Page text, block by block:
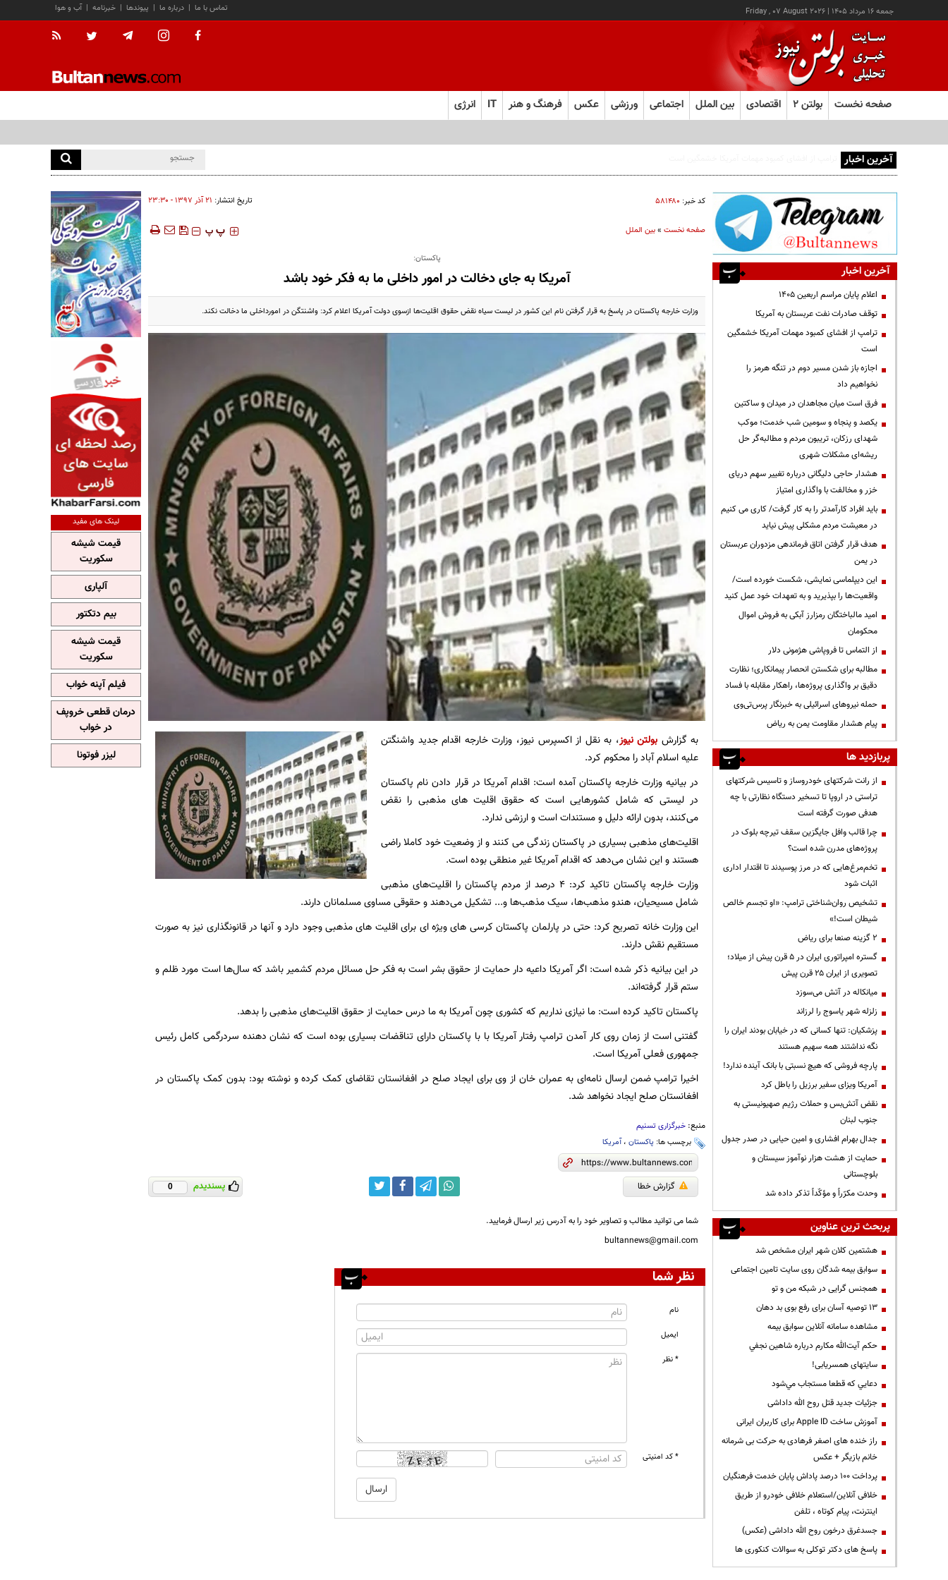
جمعه ۱۶ مرداد ۱۴۰۵ |
Friday , 07 August 2026 آب و هوا | خبرنامه | پیوندها | درباره ما | تماس با ما
صفحه نخست بولتن ۲ اقتصادی بین الملل اجتماعی ورزشی عکس فرهنگ و هنر IT انرژی
آخرین اخبار
کد خبر: ۵۸۱۴۸۰ تاریخ انتشار: ۲۱ آذر ۱۳۹۷ - ۲۳:۳۰
صفحه نخست»بین الملل ‍‍‍ پ پ
پاکستان:
آمریکا به جای دخالت در امور داخلی ما به فکر خود باشد
وزارت خارجه پاکستان در پاسخ به قرار گرفتن نام این کشور در لیست سیاه نقض حقوق اقلیت‌ها ازسوی دولت آمریکا اعلام کرد: واشنتگن در امورداخلی ما دخالت نکند.
به گزارش بولتن نیوز، به نقل از اکسپرس نیوز، وزارت خارجه اقدام جدید واشنگتن
علیه اسلام آباد را محکوم کرد.
در بیانیه وزارت خارجه پاکستان آمده است: اقدام آمریکا در قرار دادن نام پاکستان
در لیستی که شامل کشورهایی است که حقوق اقلیت های مذهبی را نقض
می‌کنند، بدون ارائه دلیل و مستندات است و ارزشی ندارد.
اقلیت‌های مذهبی بسیاری در پاکستان زندگی می کنند و از وضعیت خود کاملا راضی
هستند و این نشان می‌دهد که اقدام آمریکا غیر منطقی بوده است.
وزارت خارجه پاکستان تاکید کرد: 4 درصد از مردم پاکستان را اقلیت‌های مذهبی
شامل مسیحیان، هندو مذهب‌ها، سیک مذهب‌ها و... تشکیل می‌دهند و حقوقی مساوی مسلمانان دارند.
این وزارت خانه تصریح کرد: حتی در پارلمان پاکستان کرسی های ویژه ای برای اقلیت های مذهبی وجود دارد و آنها در قانونگذاری نیز به صورت
مستقیم نقش دارند.
در این بیانیه ذکر شده است: اگر آمریکا داعیه دار حمایت از حقوق بشر است به فکر حل مسائل مردم کشمیر باشد که سال‌ها است مورد ظلم و
ستم قرار گرفته‌اند.
پاکستان تاکید کرده است: ما نیازی نداریم که کشوری چون آمریکا به ما درس حمایت از حقوق اقلیت‌های مذهبی را بدهد.
گفتنی است از زمان روی کار آمدن ترامپ رفتار آمریکا با با پاکستان دارای تناقضات بسیاری بوده است که نشان دهنده سردرگمی کامل رئیس
جمهوری فعلی آمریکا است.
اخیرا ترامپ ضمن ارسال نامه‌ای به عمران خان از وی برای ایجاد صلح در افغانستان تقاضای کمک کرده و نوشته بود: بدون کمک پاکستان در
افغانستان صلح ایجاد نخواهد شد.
منبع: خبرگزاری تسنیم
برچسب ها: پاکستان،آمریکا
گزارش خطا پسندیدم 0
شما می توانید مطالب و تصاویر خود را به آدرس زیر ارسال فرمایید.
bultannews@gmail.com
نظر شما
نام
ایمیل
* نظر
* کد امنیتی
آخرین اخبار
اعلام پایان مراسم اربعین ۱۴۰۵
توقف صادرات نفت عربستان به آمریکا
ترامپ از افشای کمبود مهمات آمریکا خشمگین
است
اجازه باز شدن مسیر دوم در تنگه هرمز را
نخواهیم داد
فرق است میان مجاهدان در میدان و ساکتین
یکصد و پنجاه و سومین شب خدمت؛ موکب
شهدای رزکان، تریبون مردم و مطالبه‌گر حل
ریشه‌ای مشکلات شهری
هشدار حاجی دلیگانی درباره تغییر سهم دریای
خزر و مخالفت با واگذاری امتیاز
باید افراد کارآمدتر را به کار گرفت/ کاری می کنیم
در معیشت مردم مشکلی پیش نیاید
هدف قرار گرفتن اتاق‌ فرماندهی مزدوران عربستان
در یمن
این دیپلماسی نمایشی، شکست خورده است/
واقعیت‌ها را بپذیرید و به تعهدات خود عمل کنید
امید مالباختگان رمزارز آبکی به فروش اموال
محکومان
از التماس تا فروپاشی هژمونی دلار
مطالبه برای شکستن انحصار پیمانکاری؛ نظارت
دقیق بر واگذاری پروژه‌ها، راهکار مقابله با فساد
حمله نیروهای اسرائیلی به خبرنگار پرس‌تی‌وی
پیام هشدار مقاومت یمن به ریاض
پربازدید ها
از رانت‌ شرکتهای خودروساز و تاسیس شرکتهای
تراستی در اروپا تا تسخیر دستگاه نظارتی با چه
هدفی صورت گرفته است
چرا قالب وافل جایگزین سقف تیرچه بلوک در
پروژه‌های مدرن شده است؟
تخم‌مرغ‌هایی که در مرز پوسیدند تا اقتدار اداری
اثبات شود
تشخیص روان‌شناختی ترامپ: «او تجسم خالص
شیطان است!»
۲ گزینه صنعا برای ریاض
گستره امپراتوری ایران در ۵ قرن پیش از میلاد؛
تصویری از ایران ۲۵ قرن پیش
میانکاله در آتش می‌سوزد
زلزله شهر یاسوج را لرزاند
پزشکیان: تنها کسانی که در خیابان بودند ایران را
نگه نداشتند همه سهیم هستند
پارچه فروشی که هیچ نسبتی با بانک آینده ندارد!
آمریکا ویزای سفیر برزیل را باطل کرد
نقض آتش‌بس و حملات رژیم صهیونیستی به
جنوب لبنان
جدال بهرام افشاری و امین حیایی در صدر جدول
حمایت از هشت هزار نوآموز سیستان و
بلوچستانی
وحدت مکرّراً و مؤکّداً تذکر داده شد
پربحث ترین عناوین
هشتمین کلان شهر ایران مشخص شد
سوابق بیمه شدگان روی سایت تامین اجتماعی
همجنس گرایی در شبکه من و تو
13 توصیه آسان برای رفع بوی بد دهان
مشاهده سامانه آنلاين سوابق بیمه
حكم آيت‌الله مكارم درباره شاهين نجفي
سایتهای همسریابی!
دعايي كه قطعا مستجاب مي‌شود
جزئیات جدید قتل روح الله داداشی
آموزش ساخت Apple ID برای کاربران ایرانی
راز خنده های اصغر فرهادی به حرکت بی شرمانه
خانم بازیگر + عکس
پرداخت ۱۰۰ درصد پاداش پایان خدمت فرهنگیان
خلافی آنلاین/استعلام خلافی خودرو از طریق
اینترنت، پیام کوتاه ، تلفن
جسدغرق درخون روح الله داداشی (عکس)
پاسخ های دکتر توکلی به سوالات کنکوری ها
لینک های مفید
قیمت شیشه
سکوریت
آلپاری
بیم دتکتور
قیمت شیشه
سکوریت
فیلم آپنه خواب
درمان قطعی خروپف
در خواب
لیزر فوتونا